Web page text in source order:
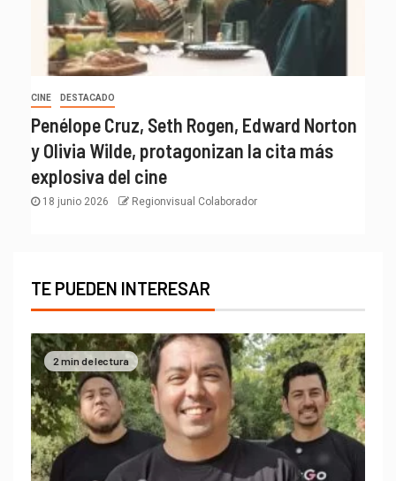
CINE DESTACADO
Penélope Cruz, Seth Rogen, Edward Norton
y Olivia Wilde, protagonizan la cita más
explosiva del cine
18 junio 2026 Regionvisual Colaborador
TE PUEDEN INTERESAR
2 min de lectura